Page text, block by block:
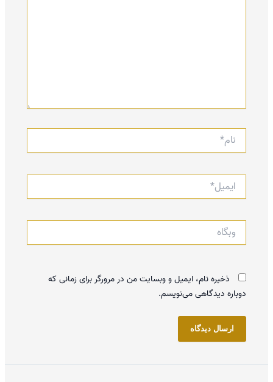
نام*
ایمیل*
وبگاه
ذخیره نام، ایمیل و وبسایت من در مرورگر برای زمانی که
دوباره دیدگاهی می‌نویسم.